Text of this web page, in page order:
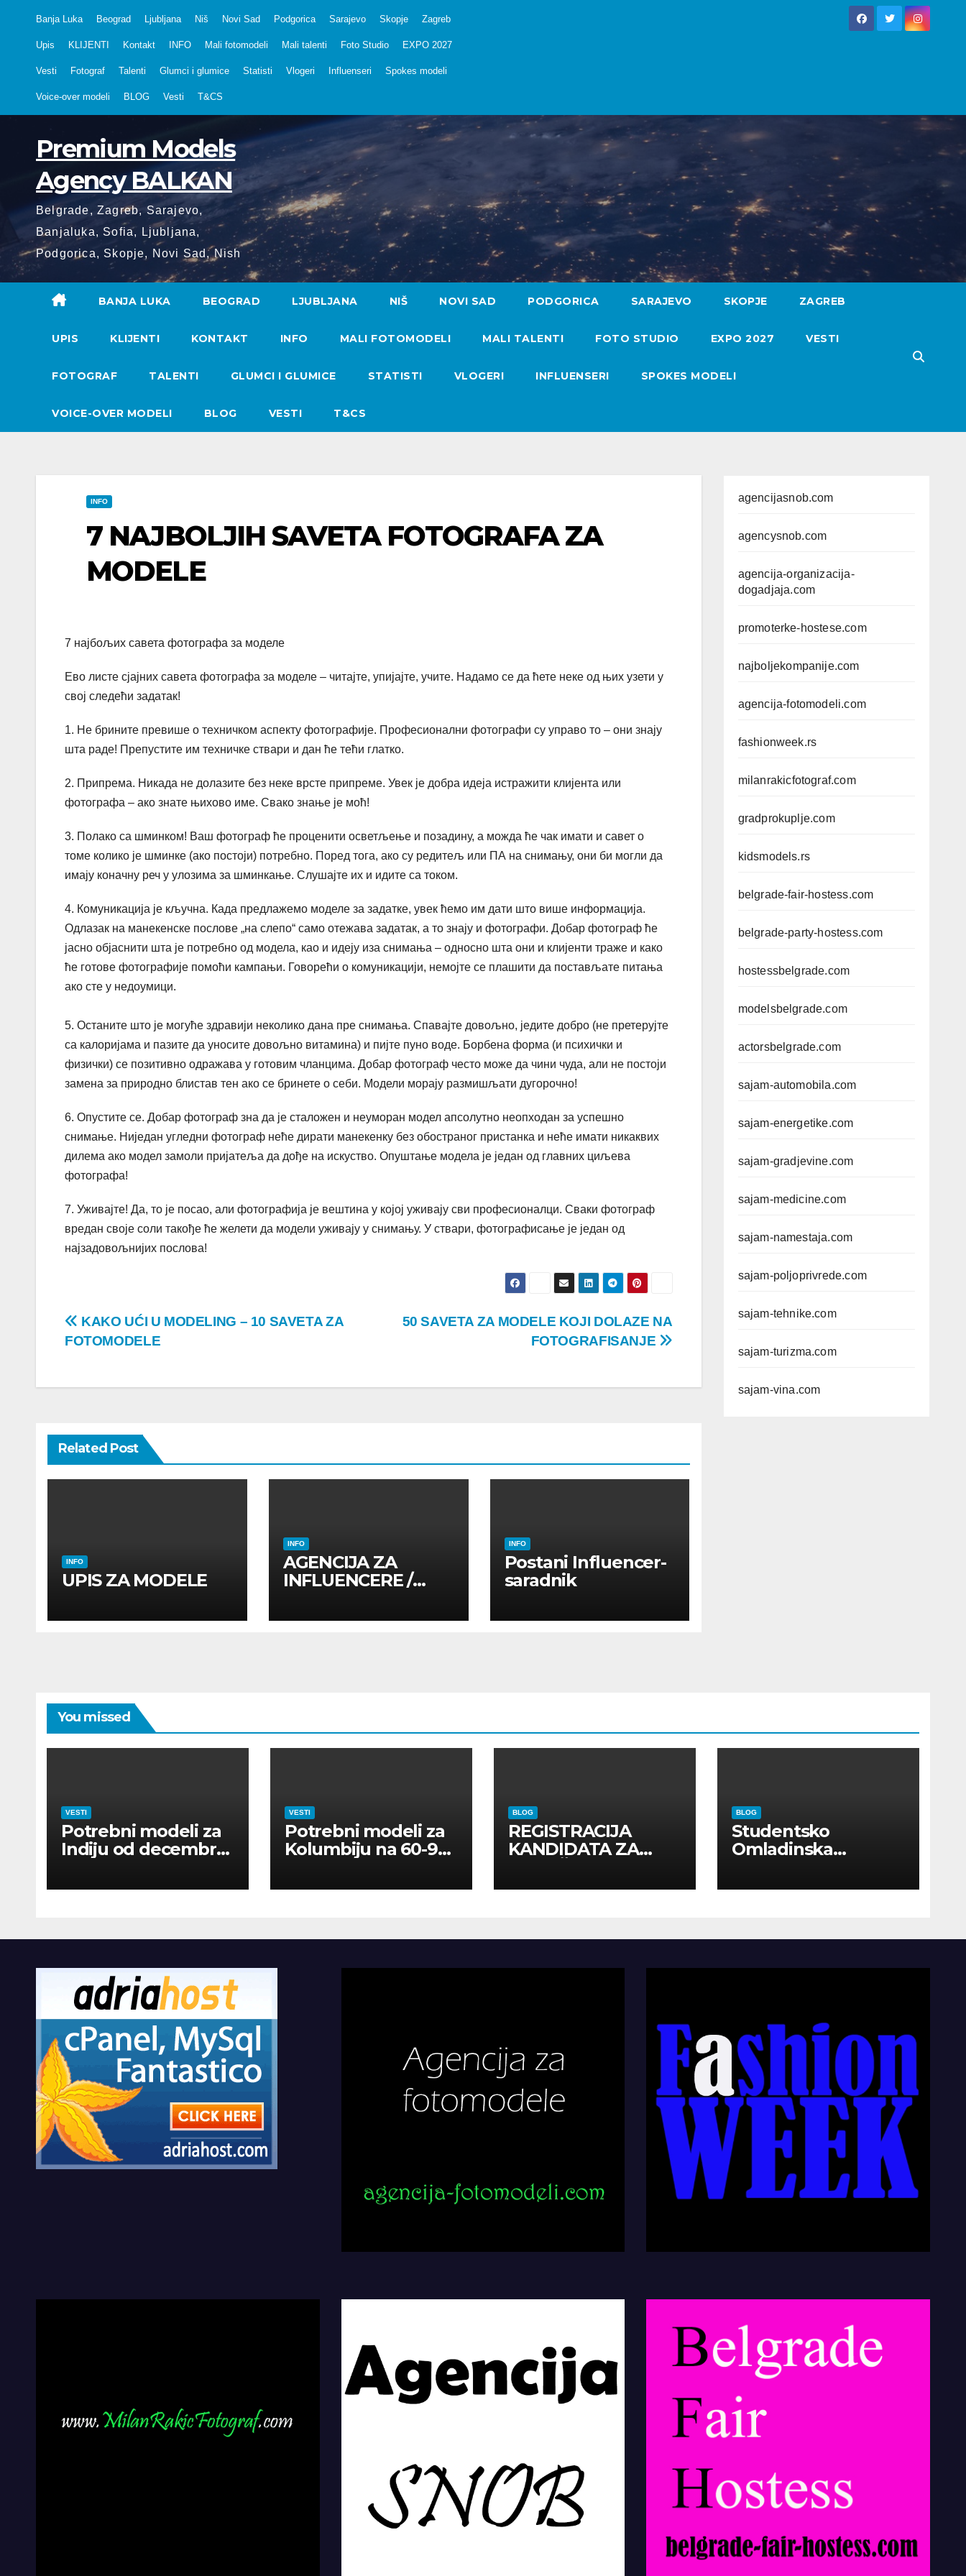
Banja Luka Beograd Ljubljana Niš Novi Sad Podgorica Sarajevo Skopje Zagreb
Upis KLIJENTI Kontakt INFO Mali fotomodeli Mali talenti Foto Studio EXPO 2027
Vesti Fotograf Talenti Glumci i glumice Statisti Vlogeri Influenseri Spokes modeli
Voice-over modeli BLOG Vesti T&CS
Premium Models
Agency BALKAN
Belgrade, Zagreb, Sarajevo,
Banjaluka, Sofia, Ljubljana,
Podgorica, Skopje, Novi Sad, Nish
BANJA LUKA BEOGRAD LJUBLJANA NIŠ NOVI SAD PODGORICA SARAJEVO SKOPJE ZAGREB
UPIS KLIJENTI KONTAKT INFO MALI FOTOMODELI MALI TALENTI FOTO STUDIO EXPO 2027 VESTI
FOTOGRAF TALENTI GLUMCI I GLUMICE STATISTI VLOGERI INFLUENSERI SPOKES MODELI
VOICE-OVER MODELI BLOG VESTI T&CS
INFO
7 NAJBOLJIH SAVETA FOTOGRAFA ZA
MODELE
7 најбољих савета фотографа за моделе
Ево листе сјајних савета фотографа за моделе – читајте, упијајте, учите. Надамо се да ћете неке од њих узети у
свој следећи задатак!
1. Не брините превише о техничком аспекту фотографије. Професионални фотографи су управо то – они знају
шта раде! Препустите им техничке ствари и дан ће тећи глатко.
2. Припрема. Никада не долазите без неке врсте припреме. Увек је добра идеја истражити клијента или
фотографа – ако знате њихово име. Свако знање је моћ!
3. Полако са шминком! Ваш фотограф ће проценити осветљење и позадину, а можда ће чак имати и савет о
томе колико је шминке (ако постоји) потребно. Поред тога, ако су редитељ или ПА на снимању, они би могли да
имају коначну реч у улозима за шминкање. Слушајте их и идите са током.
4. Комуникација је кључна. Када предлажемо моделе за задатке, увек ћемо им дати што више информација.
Одлазак на манекенске послове „на слепо“ само отежава задатак, а то знају и фотографи. Добар фотограф ће
јасно објаснити шта је потребно од модела, као и идеју иза снимања – односно шта они и клијенти траже и како
ће готове фотографије помоћи кампањи. Говорећи о комуникацији, немојте се плашити да постављате питања
ако сте у недоумици.
5. Останите што је могуће здравији неколико дана пре снимања. Спавајте довољно, једите добро (не претерујте
са калоријама и пазите да уносите довољно витамина) и пијте пуно воде. Борбена форма (и психички и
физички) се позитивно одражава у готовим чланцима. Добар фотограф често може да чини чуда, али не постоји
замена за природно блистав тен ако се бринете о себи. Модели морају размишљати дугорочно!
6. Опустите се. Добар фотограф зна да је сталожен и неуморан модел апсолутно неопходан за успешно
снимање. Ниједан угледни фотограф неће дирати манекенку без обостраног пристанка и неће имати никаквих
дилема ако модел замоли пријатеља да дође на искуство. Опуштање модела је један од главних циљева
фотографа!
7. Уживајте! Да, то је посао, али фотографија је вештина у којој уживају сви професионалци. Сваки фотограф
вредан своје соли такође ће желети да модели уживају у снимању. У ствари, фотографисање је један од
најзадовољнијих послова!
Post
50 SAVETA ZA MODELE KOJI DOLAZE NA
FOTOGRAFISANJE
KAKO UĆI U MODELING – 10 SAVETA ZA
FOTOMODELE
Related Post
INFO
UPIS ZA MODELE
INFO
AGENCIJA ZA
INFLUENCERE /
UTICAJNE OSOBE
INFO
Postani Influencer-
saradnik
agencijasnob.com
agencysnob.com
agencija-organizacija-
dogadjaja.com
promoterke-hostese.com
najboljekompanije.com
agencija-fotomodeli.com
fashionweek.rs
milanrakicfotograf.com
gradprokuplje.com
kidsmodels.rs
belgrade-fair-hostess.com
belgrade-party-hostess.com
hostessbelgrade.com
modelsbelgrade.com
actorsbelgrade.com
sajam-automobila.com
sajam-energetike.com
sajam-gradjevine.com
sajam-medicine.com
sajam-namestaja.com
sajam-poljoprivrede.com
sajam-tehnike.com
sajam-turizma.com
sajam-vina.com
You missed
VESTI
Potrebni modeli za
Indiju od decembra
VESTI
Potrebni modeli za
Kolumbiju na 60-90
BLOG
REGISTRACIJA
KANDIDATA ZA
INOSTRANIM
BLOG
Studentsko
Omladinska
Kompanije“